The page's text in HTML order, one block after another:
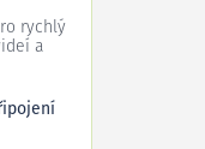
rychlý
a